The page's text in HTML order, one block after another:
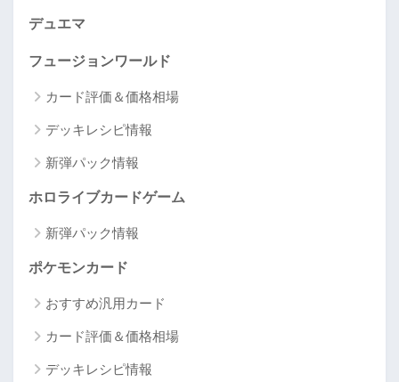
デュエマ
フュージョンワールド
カード評価＆価格相場
デッキレシピ情報
新弾パック情報
ホロライブカードゲーム
新弾パック情報
ポケモンカード
おすすめ汎用カード
カード評価＆価格相場
デッキレシピ情報